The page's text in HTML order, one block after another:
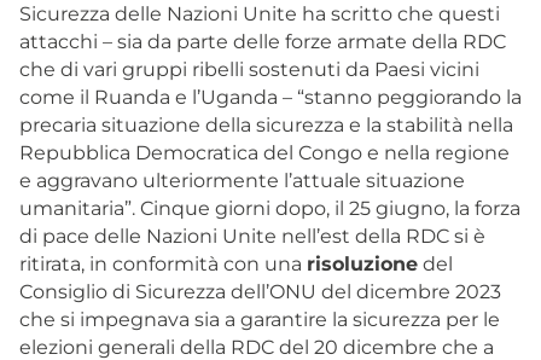
Sicurezza delle Nazioni Unite ha scritto che questi
attacchi – sia da parte delle forze armate della RDC
che di vari gruppi ribelli sostenuti da Paesi vicini
come il Ruanda e l’Uganda – “stanno peggiorando la
precaria situazione della sicurezza e la stabilità nella
Repubblica Democratica del Congo e nella regione
e aggravano ulteriormente l’attuale situazione
umanitaria”. Cinque giorni dopo, il 25 giugno, la forza
di pace delle Nazioni Unite nell’est della RDC si è
ritirata, in conformità con una risoluzione del
Consiglio di Sicurezza dell’ONU del dicembre 2023
che si impegnava sia a garantire la sicurezza per le
elezioni generali della RDC del 20 dicembre che a